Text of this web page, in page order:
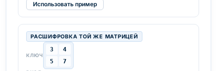
Использовать пример
РАСШИФРОВКА ТОЙ ЖЕ МАТРИЦЕЙ
КЛЮЧ
3
4
5
7